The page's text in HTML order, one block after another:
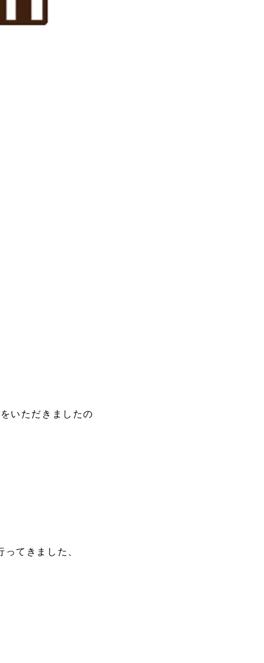
いただきましたの
てきました、